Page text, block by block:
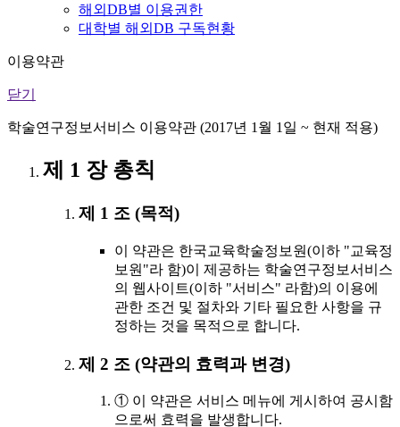
해외DB별 이용권한
대학별 해외DB 구독현황
이용약관
닫기
학술연구정보서비스 이용약관 (2017년 1월 1일 ~ 현재 적용)
제 1 장 총칙
제 1 조 (목적)
이 약관은 한국교육학술정보원(이하 "교육정
보원"라 함)이 제공하는 학술연구정보서비스
의 웹사이트(이하 "서비스" 라함)의 이용에
관한 조건 및 절차와 기타 필요한 사항을 규
정하는 것을 목적으로 합니다.
제 2 조 (약관의 효력과 변경)
① 이 약관은 서비스 메뉴에 게시하여 공시함
으로써 효력을 발생합니다.